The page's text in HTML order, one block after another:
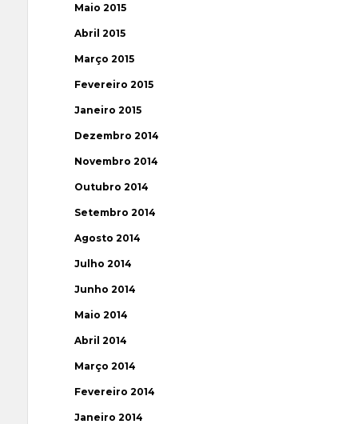
Maio 2015
Abril 2015
Março 2015
Fevereiro 2015
Janeiro 2015
Dezembro 2014
Novembro 2014
Outubro 2014
Setembro 2014
Agosto 2014
Julho 2014
Junho 2014
Maio 2014
Abril 2014
Março 2014
Fevereiro 2014
Janeiro 2014